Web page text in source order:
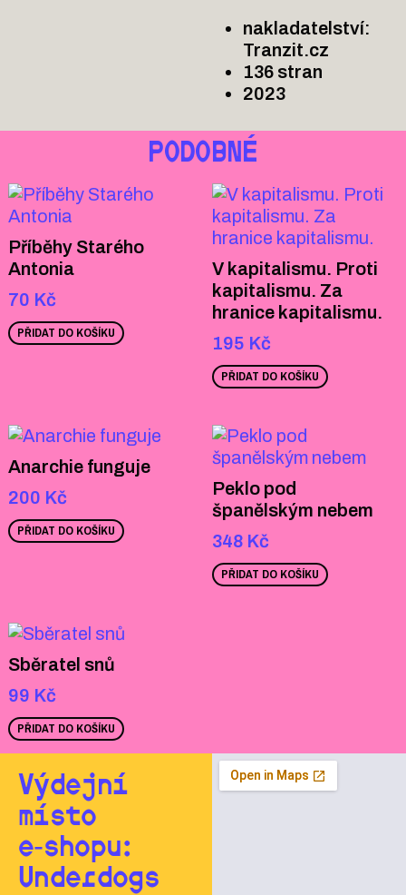
nakladatelství:
Tranzit.cz
136 stran
2023
PODOBNÉ
Příběhy Starého
Antonia
70 Kč
PŘIDAT DO KOŠÍKU
V kapitalismu. Proti
kapitalismu. Za
hranice kapitalismu.
195 Kč
PŘIDAT DO KOŠÍKU
Anarchie funguje
200 Kč
PŘIDAT DO KOŠÍKU
Peklo pod
španělským nebem
348 Kč
PŘIDAT DO KOŠÍKU
Sběratel snů
99 Kč
PŘIDAT DO KOŠÍKU
Výdejní
místo
e‑shopu:
Underdogs